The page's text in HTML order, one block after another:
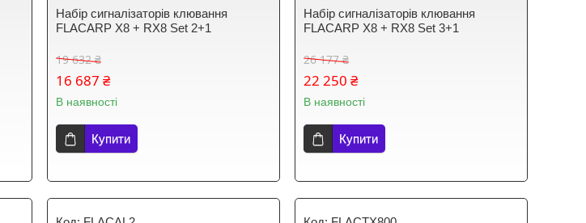
Набір сигналізаторів клювання
FLACARP X8 + RX8 Set 2+1
19 632 ₴
16 687 ₴
В наявності
Купити
Набір сигналізаторів клювання
FLACARP X8 + RX8 Set 3+1
26 177 ₴
22 250 ₴
В наявності
Купити